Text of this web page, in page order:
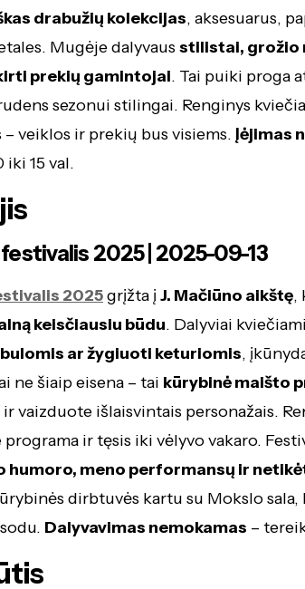
drabužių kolekcijas, aksesuarus,
Mugėje dalyvaus stilistai, grožio
prekių gamintojai. Tai puiki proga
sezonui stilingai. Renginys
– veiklos ir prekių bus visiems. Įėjimas
iki 15 val.
festivalis 2025 | 2025-09-13
2025grįžta į J. Mačiūno aikštę,
keisčiausiu būdu. Dalyviai kviečiami
ar žygiuoti keturiomis,
ne šiaip eisena – tai kūrybinė maišto
vaizduote išlaisvintais personažais.
programa ir tęsis iki vėlyvo vakaro.
humoro, meno performansų ir
dirbtuvės kartu su Mokslo
Dalyvavimas nemokamas –